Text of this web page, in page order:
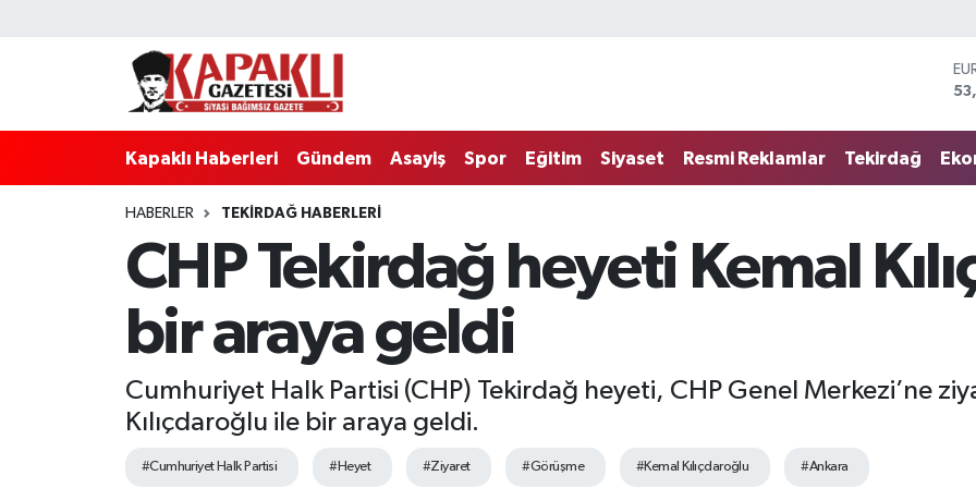
Kapaklı Haberleri Gündem Asayiş Spor Eğitim Siyaset Resmi Reklamlar Tekirdağ
HABERLER TEKIRDAĞ HABERLERI
CHP Tekirdağ heyeti Kemal
bir araya geldi
Cumhuriyet Halk Partisi (CHP) Tekirdağ heyeti, CHP Genel Merkezi’ne
Kılıçdaroğlu ile bir araya geldi.
#Cumhuriyet Halk Partisi #Heyet #Ziyaret #Görüşme #Kemal Kılıçdaroğlu #Ankara
Kapaklı Haberleri
Resmi Reklamlar
Tekirdağ Nöbetçi Eczaneler
Tekirdağ Trafik Yoğunluk Haritası
Süper Lig Puan Durumu ve Fikstür
Tüm Manşetler
Son Dakika Haberleri
Haber Arşivi